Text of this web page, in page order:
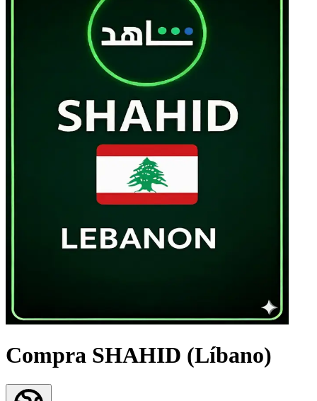
Compra SHAHID (Líbano)